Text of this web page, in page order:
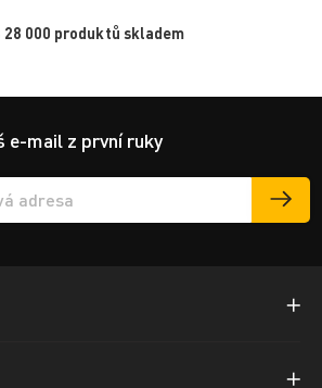
28 000 produktů skladem
e-mail z první ruky
odběru